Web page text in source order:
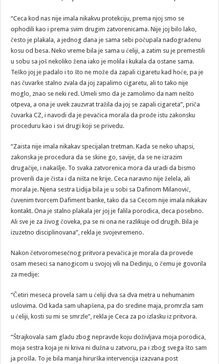
“Ceca kod nas nije imala nikakvu protekciju, prema njoj smo se
ophodili kao i prema svim drugim zatvorenicama. Nije joj bilo lako,
često je plakala, a jednog dana je sama sebi počupala nadograđenu
kosu od besa. Neko vreme bila je sama u ćeliji, a zatim su je premestili
u sobu sa još nekoliko žena iako je molila i kukala da ostane sama.
Teško joj je padalo i to što ne može da zapali cigaretu kad hoće, pa je
nas čuvarke stalno zvala da joj zapalimo cigaretu, ali to tako nije
moglo, znao se neki red. Umeli smo da je zamolimo da nam nešto
otpeva, a ona je uvek zauzvrat tražila da joj se zapali cigareta”, priča
čuvarka CZ, i navodi da je pevačica morala da prođe istu zakonsku
proceduru kao i svi drugi koji se privedu.
“Zaista nije imala nikakav specijalan tretman. Kada se neko uhapsi,
zakonska je procedura da se skine go, savije, da se ne izrazim
drugačije, i nakašlje. To svaka zatvorenica mora da uradi da bismo
proverili da je čista i da ništa ne krije. Ceca naravno nije želela, ali
morala je. Njena sestra Lidija bila je u sobi sa Dafinom Milanović,
čuvenim tvorcem Dafiment banke, tako da sa Cecom nije imala nikakav
kontakt. Ona je stalno plakala jer joj je falila porodica, deca posebno.
Ali sve je za živog čoveka, pa se ni ona ne razlikuje od drugih. Bila je
izuzetno disciplinovana”, rekla je svojevremeno.
Nakon četvoromesečnog pritvora pevačica je morala da provede
osam meseci sa nanogicom u svojoj vili na Dedinju, o čemu je govorila
za medije:
“Četiri meseca provela sam u ćeliji dva sa dva metra u nehumanim
uslovima. Od kada sam uhapšena, pa do sredine maja, promrzla sam
u ćeliji, kosti su mi se smrzle”, rekla je Ceca za po izlasku iz pritvora.
“Štrajkovala sam glađu zbog nepravde koju doživljava moja porodica,
moja sestra koja je ni kriva ni dužna u zatvoru, pa i zbog svega što sam
ja prošla. To je bila manja hirurška intervencija izazvana post